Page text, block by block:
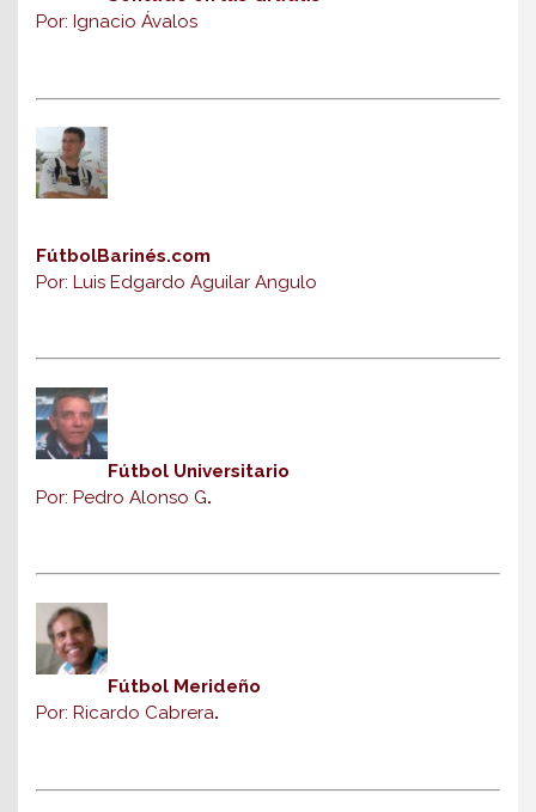
Por: Ignacio Ávalos
FútbolBarinés.com
Por: Luis Edgardo Aguilar Angulo
Fútbol Universitario
Por: Pedro Alonso G.
Fútbol Merideño
Por: Ricardo Cabrera.